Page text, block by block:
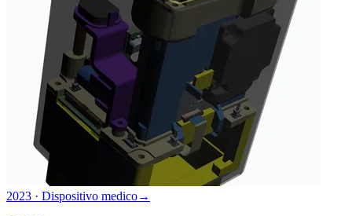
2023 · Dispositivo medico→